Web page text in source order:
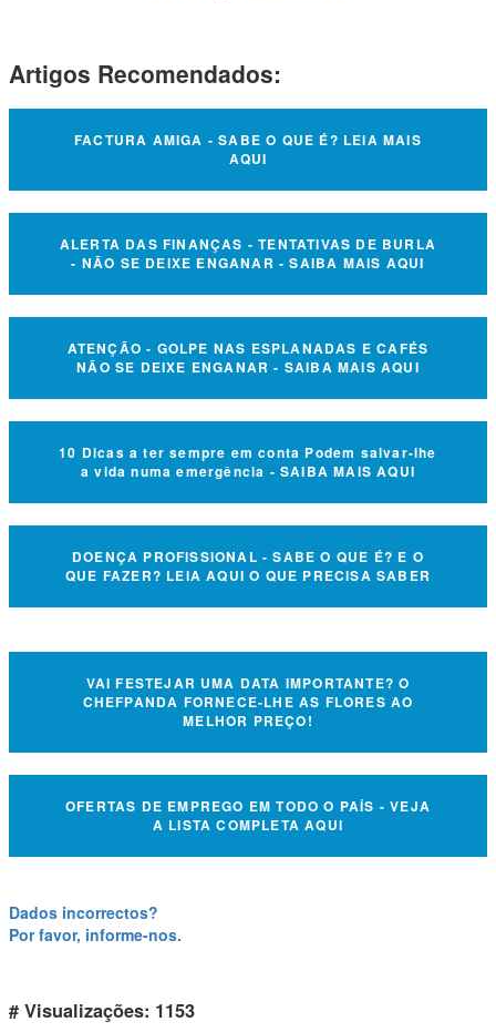
Artigos Recomendados:
FACTURA AMIGA - SABE O QUE É? LEIA MAIS
AQUI
ALERTA DAS FINANÇAS - TENTATIVAS DE BURLA
- NÃO SE DEIXE ENGANAR - SAIBA MAIS AQUI
ATENÇÃO - GOLPE NAS ESPLANADAS E CAFÉS
NÃO SE DEIXE ENGANAR - SAIBA MAIS AQUI
10 Dicas a ter sempre em conta Podem salvar-lhe
a vida numa emergência - SAIBA MAIS AQUI
DOENÇA PROFISSIONAL - SABE O QUE É? E O
QUE FAZER? LEIA AQUI O QUE PRECISA SABER
VAI FESTEJAR UMA DATA IMPORTANTE? O
CHEFPANDA FORNECE-LHE AS FLORES AO
MELHOR PREÇO!
OFERTAS DE EMPREGO EM TODO O PAÍS - VEJA
A LISTA COMPLETA AQUI
Dados incorrectos?
Por favor, informe-nos.
# Visualizações: 1153